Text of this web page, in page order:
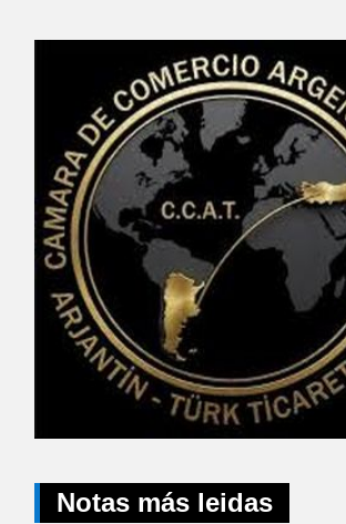
Notas más leidas